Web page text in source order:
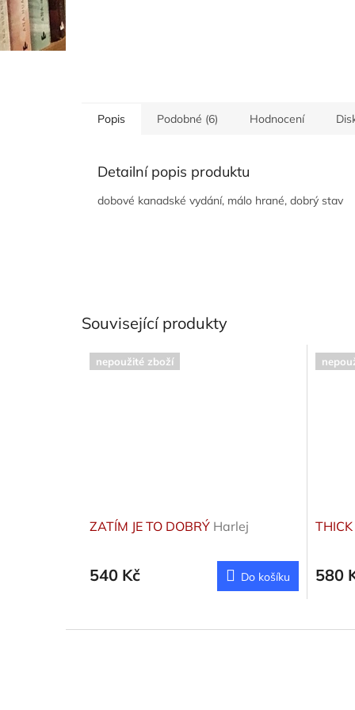
Popis Podobné (6) Hodnocení
Detailní popis produktu
dobové kanadské vydání, málo hrané, dobrý stav
Související produkty
nepoužité zboží
ZATÍM JE TO DOBRÝ Harlej
540 Kč Do košíku 580